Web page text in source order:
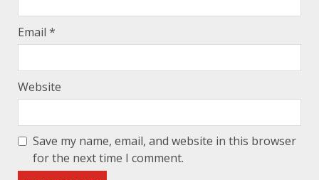
Email *
Website
Save my name, email, and website in this browser
for the next time I comment.